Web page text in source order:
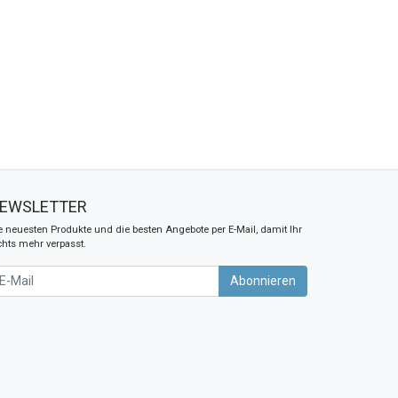
neuesten Produkte und die besten Angebote per E-Mail, damit Ihr
mehr verpasst.
Abonnieren